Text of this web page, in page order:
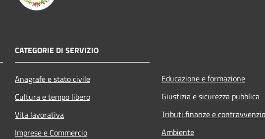
CATEGORIE DI SERVIZIO
Anagrafe e stato civile
Cultura e tempo libero
Vita lavorativa
Imprese e Commercio
Educazione e formazione
Giustizia e sicurezza pubblica
Tributi,finanze e
Ambiente